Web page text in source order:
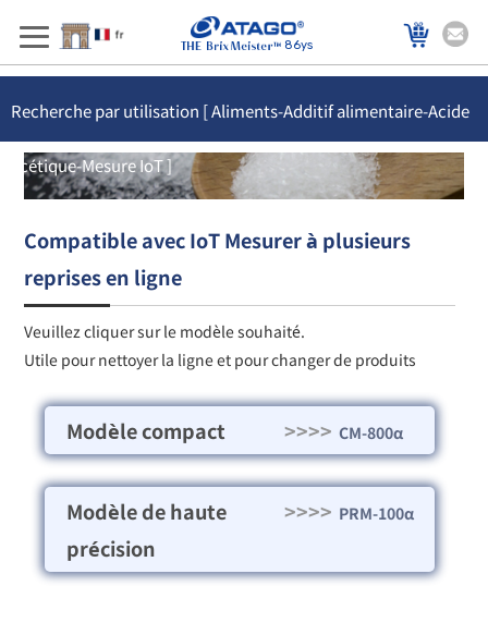
86ys
Recherche par utilisation [ Aliments-Additif alimentaire-Acide
acétique-Mesure IoT ]
Compatible avec IoT Mesurer à plusieurs
reprises en ligne
Veuillez cliquer sur le modèle souhaité.
Utile pour nettoyer la ligne et pour changer de produits
Modèle compact >>>> CM-800α
Modèle de haute
précision
>>>> PRM-100α